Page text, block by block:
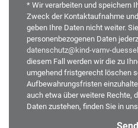
* Wir verarbeiten und speichern
Zweck der Kontaktaufnahme
geben Ihre Daten nicht weiter.
personenbezogenen Daten
datenschutz@kind-vamv-
diesem Fall werden wir die zu
umgehend fristgerecht löschen
Aufbewahrungsfristen
auch etwa über weitere Rechte,
Daten zustehen, finden Sie in